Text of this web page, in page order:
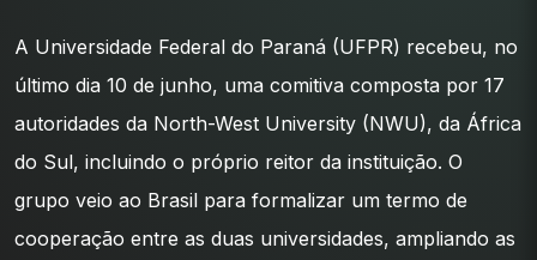
A Universidade Federal do Paraná (UFPR) recebeu, no
último dia 10 de junho, uma comitiva composta por 17
autoridades da North-West University (NWU), da África
do Sul, incluindo o próprio reitor da instituição. O
grupo veio ao Brasil para formalizar um termo de
cooperação entre as duas universidades, ampliando as